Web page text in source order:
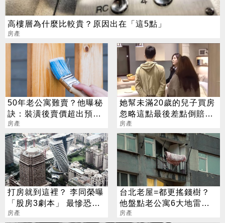
高樓層為什麼比較貴？原因出在「這5點」
房產
50年老公寓難賣？他曝秘
訣：裝潢後賣價超出預期
20%
房產
她幫未滿20歲的兒子買房
忽略這點最後差點倒賠
144萬
房產
打房就到這裡？ 李同榮曝
「股房3劇本」 最慘恐重
演37年前覆轍
房產
台北老屋=都更搖錢樹？
他盤點老公寓6大地雷：
別當接盤俠
房產